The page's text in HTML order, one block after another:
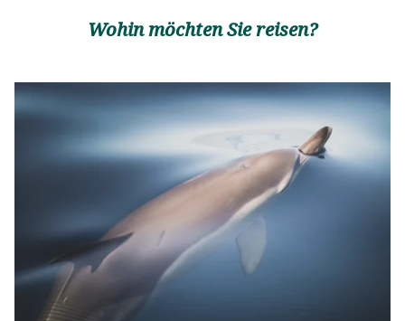
Wohin möchten Sie reisen?